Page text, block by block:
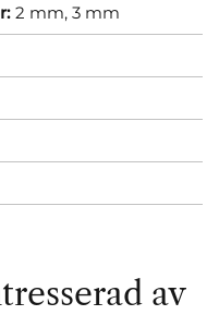
2 mm, 3 mm
av